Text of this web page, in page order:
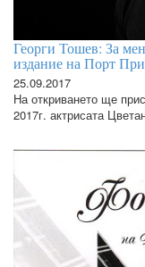
Георги Тошев: За
издание на Порт
25.09.2017
На откриването ще
2017г. актрисата